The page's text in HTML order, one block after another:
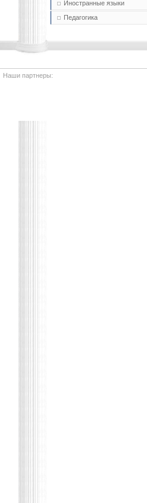
Иностранные языки
Педагогика
Наши партнеры: